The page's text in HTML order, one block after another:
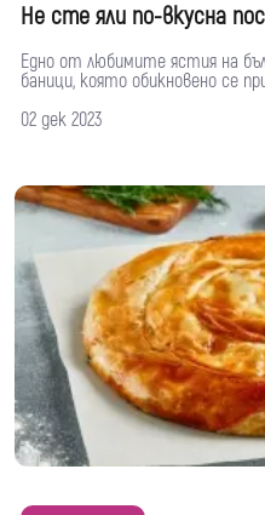
Не сте яли по-вкусна
Едно от любимите ястия на
баници, която обикновено се
02 дек 2023